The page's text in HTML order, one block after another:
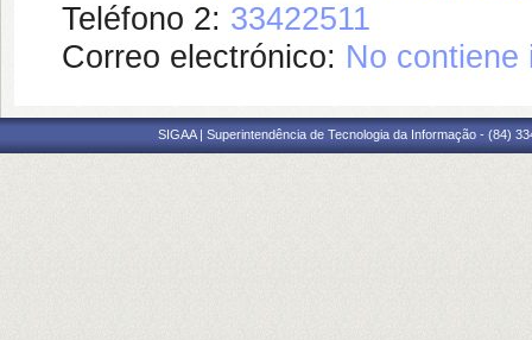
Teléfono 2: 33422511
Correo electrónico: No contiene
SIGAA | Superintendência de Tecnologia da Informação - (84)